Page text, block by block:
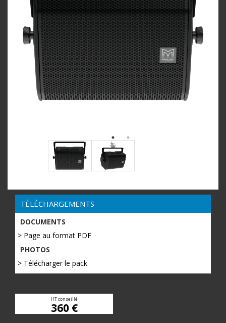
TÉLÉCHARGEMENTS
DOCUMENTS
> Page au format PDF
PHOTOS
> Télécharger le pack
HT conseillé
360 €